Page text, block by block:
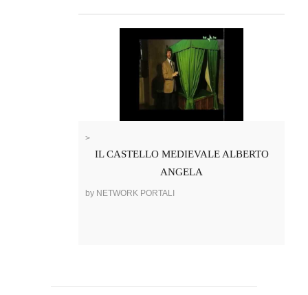
>
IL CASTELLO MEDIEVALE ALBERTO
ANGELA
by NETWORK PORTALI